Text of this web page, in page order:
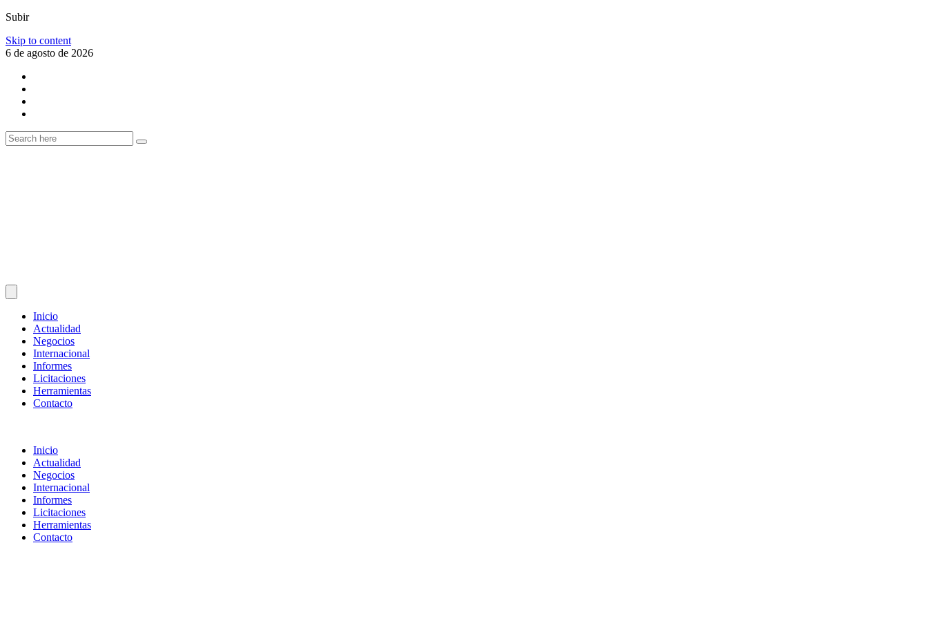
Subir
Skip to content
6 de agosto de 2026
Inicio
Actualidad
Negocios
Internacional
Informes
Licitaciones
Herramientas
Contacto
Inicio
Actualidad
Negocios
Internacional
Informes
Licitaciones
Herramientas
Contacto